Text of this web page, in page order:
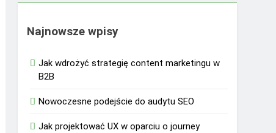
Najnowsze wpisy
Jak wdrożyć strategię content marketingu w
B2B
Nowoczesne podejście do audytu SEO
Jak projektować UX w oparciu o journey